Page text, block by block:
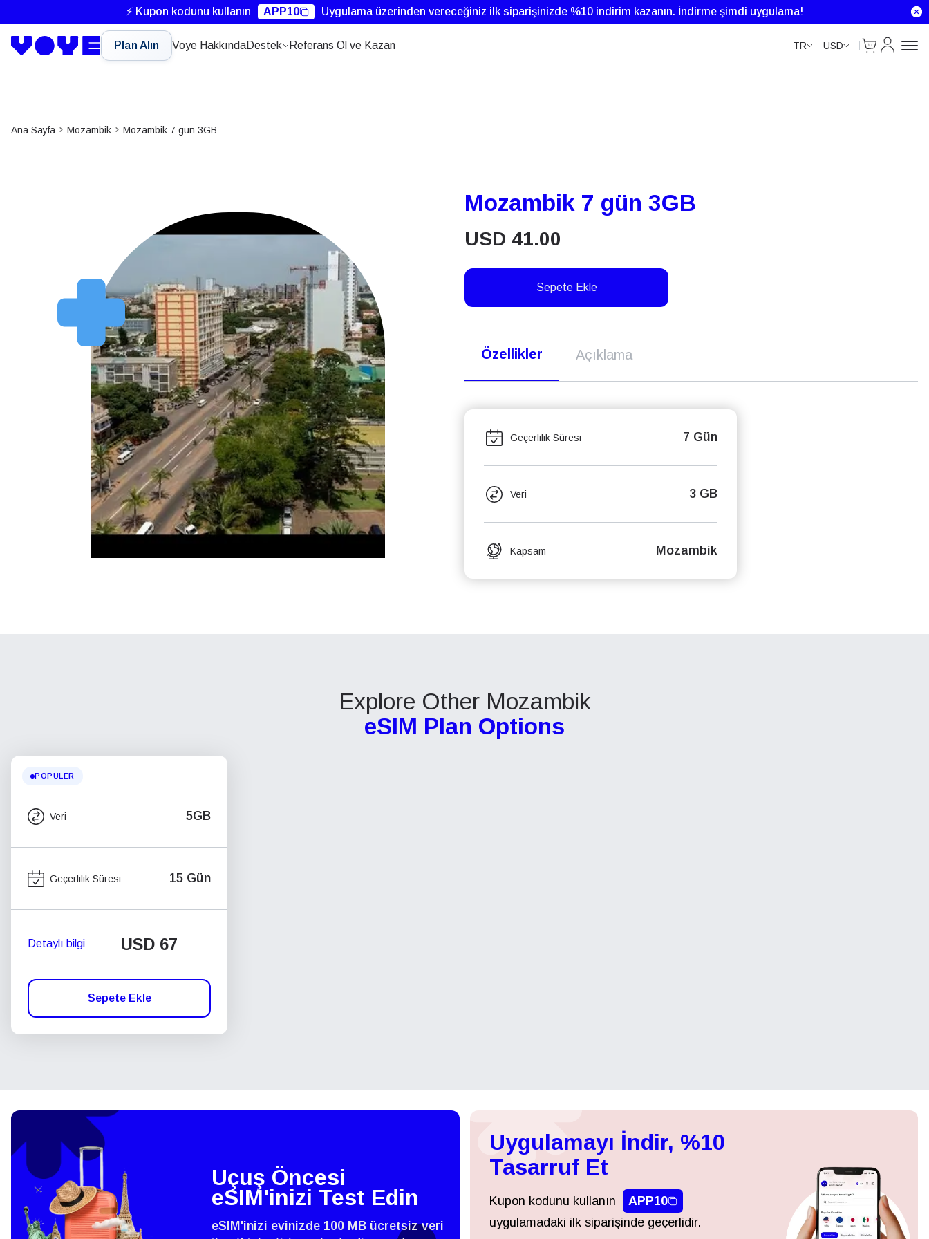
⚡ Kupon kodunu kullanın APP10 Uygulama üzerinden vereceğiniz ilk siparişinizde %10 indirim kazanın. İndirme şimdi uygulama!
Plan Alın Voye HakkındaDestek Referans Ol ve Kazan TR USD
Cart
Hesabım
Ana Sayfa Mozambik Mozambik 7 gün 3GB
Mozambik 7 gün 3GB
USD 41.00
Sepete Ekle
Özellikler Açıklama
Geçerlilik Süresi 7 Gün
Veri 3 GB
Kapsam Mozambik
Explore Other Mozambik
eSIM Plan Options
POPÜLER
Veri 5GB
Geçerlilik Süresi 15 Gün
Detaylı bilgi USD 67
Sepete Ekle
Uçuş Öncesi
eSIM'inizi Test Edin
eSIM'inizi evinizde 100 MB ücretsiz veri
Uygulamayı İndir, %10
Tasarruf Et
Kupon kodunu kullanın
APP10
uygulamadaki ilk siparişinde geçerlidir.